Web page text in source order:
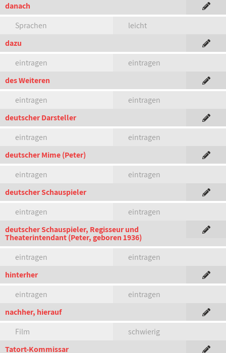
danach
Sprachen
leicht
dazu
eintragen
eintragen
des Weiteren
eintragen
eintragen
deutscher Darsteller
eintragen
eintragen
deutscher Mime (Peter)
eintragen
eintragen
deutscher Schauspieler
eintragen
eintragen
deutscher Schauspieler, Regisseur und
Theaterintendant (Peter, geboren 1936)
eintragen
eintragen
hinterher
eintragen
eintragen
nachher, hierauf
Film
schwierig
Tatort-Kommissar